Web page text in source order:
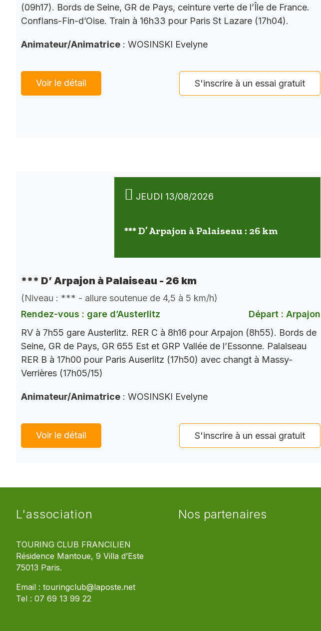
(09h17). Bords de Seine, GR de Pays, ceinture verte de l’Île de France.
Conflans-Fin-d’Oise. Train à 16h33 pour Paris St Lazare (17h04).
Animateur/Animatrice : WOSINSKI Evelyne
Voir le détail S'inscrire à un essai gratuit
JEUDI 13/08/2026
*** D’ Arpajon à Palaiseau : 26 km
*** D’ Arpajon à Palaiseau - 26 km
(Niveau : *** - allure soutenue de 4,5 à 5 km/h)
Rendez-vous : gare d’Austerlitz
Départ : Arpajon
RV à 7h55 gare Austerlitz. RER C à 8h16 pour Arpajon (8h55). Bords de
Seine, GR de Pays, GR 655 Est et GRP Vallée de l’Essonne. Palaiseau
RER B à 17h00 pour Paris Auserlitz (17h50) avec changt à Massy-
Verrières (17h05/15)
Animateur/Animatrice : WOSINSKI Evelyne
Voir le détail S'inscrire à un essai gratuit
L'association
TOURING CLUB FRANCILIEN
Résidence Mantoue, 9 Villa d’Este
75013 Paris.
Email : touringclub@laposte.net
Tel : 07 69 13 99 22
Nos partenaires